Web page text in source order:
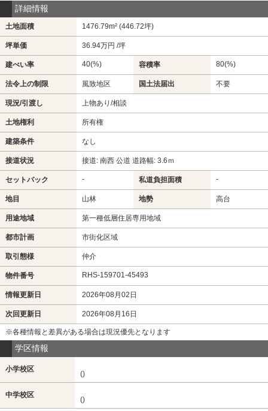
詳細情報
土地面積 1476.79m² (446.72坪)
坪単価 36.94万円 /坪
建ぺい率 40(%) 容積率 80(%)
法令上の制限 風致地区 国土法届出 不要
現況/引渡し 上物あり/相談
土地権利 所有権
建築条件 なし
接道状況 接道: 南西 公道 道路幅: 3.6ｍ
セットバック - 私道負担面積 -
地目 山林 地勢 高台
用途地域 第一種低層住居専用地域
都市計画 市街化区域
取引態様 仲介
物件番号 RHS-159701-45493
情報更新日 2026年08月02日
次回更新日 2026年08月16日
※各種情報と差異がある場合は現況優先となります
学区情報
小学校区
()
中学校区
()